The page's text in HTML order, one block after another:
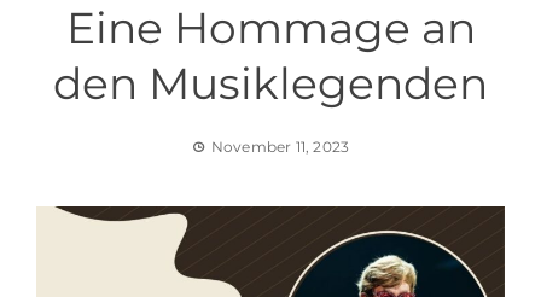
Eine Hommage an
den Musiklegenden
November 11, 2023